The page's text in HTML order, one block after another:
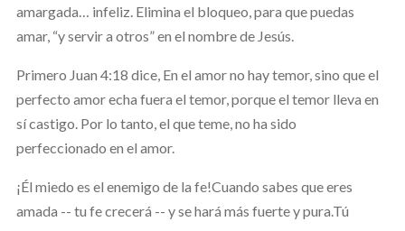
amargada… infeliz. Elimina el bloqueo, para que puedas
amar, “y servir a otros” en el nombre de Jesús.
Primero Juan 4:18 dice, En el amor no hay temor, sino que el
perfecto amor echa fuera el temor, porque el temor lleva en
sí castigo. Por lo tanto, el que teme, no ha sido
perfeccionado en el amor.
¡Él miedo es el enemigo de la fe!Cuando sabes que eres
amada -- tu fe crecerá -- y se hará más fuerte y pura.Tú